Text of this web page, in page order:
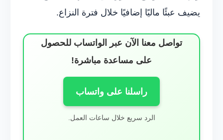
يضيف عبئًا ماليًا إضافيًا خلال فترة النزاع.
تواصل معنا الآن عبر الواتساب للحصول
على مساعدة مباشرة!
راسلنا على واتساب
الرد سريع خلال ساعات العمل.